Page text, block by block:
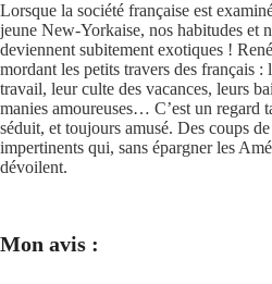
Lorsque la société française est
jeune New-Yorkaise, nos habitudes et
deviennent subitement exotiques !
mordant les petits travers des français :
travail, leur culte des vacances, leurs
manies amoureuses… C’est un regard
séduit, et toujours amusé. Des coups
impertinents qui, sans épargner les
dévoilent.
Mon avis :